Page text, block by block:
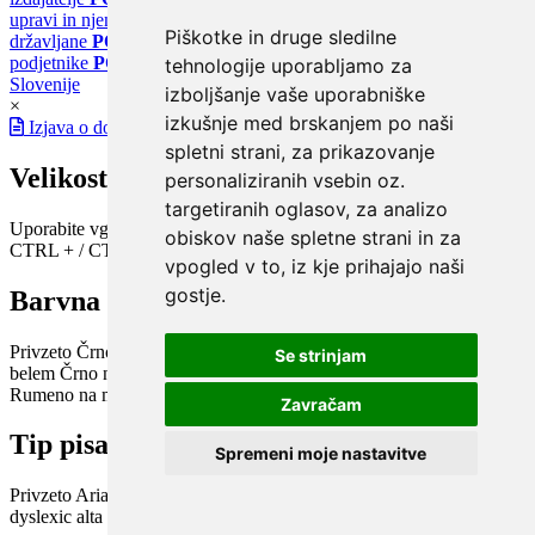
Piškotke in druge sledilne
tehnologije uporabljamo za
izboljšanje vaše uporabniške
izkušnje med brskanjem po naši
spletni strani, za prikazovanje
personaliziranih vsebin oz.
targetiranih oglasov, za analizo
obiskov naše spletne strani in za
vpogled v to, iz kje prihajajo naši
gostje.
Se strinjam
Zavračam
Spremeni moje nastavitve
upravi in njenih storitvah
državljane PORTAL SPOT Državni portal za podjetja in
podjetnike PORTAL OPSI Državni portal odprtih podatkov
Slovenije
×
Izjava o dostopnosti
Velikost pisave
Uporabite vgrajeno funkcijo brskalnika
CTRL + / CTRL -
Barvna shema
Privzeto Črno na belem Belo na črnem Črno na bež
belem Črno na zelenem Črno na rumenem Modro na rumenem
Rumeno na modrem
Turkizno na črnem Črno na vijoličnem
Tip pisave
Privzeto Arial
dyslexic alta